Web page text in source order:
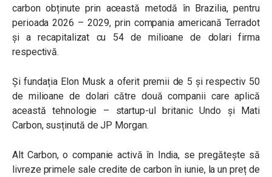
carbon obținute prin această metodă în Brazilia, pentru
perioada 2026 – 2029, prin compania americană Terradot
și a recapitalizat cu 54 de milioane de dolari firma
respectivă.
Și fundația Elon Musk a oferit premii de 5 și respectiv 50
de milioane de dolari către două companii care aplică
această tehnologie – startup-ul britanic Undo și Mati
Carbon, susținută de JP Morgan.
Alt Carbon, o companie activă în India, se pregătește să
livreze primele sale credite de carbon în iunie, la un preț de